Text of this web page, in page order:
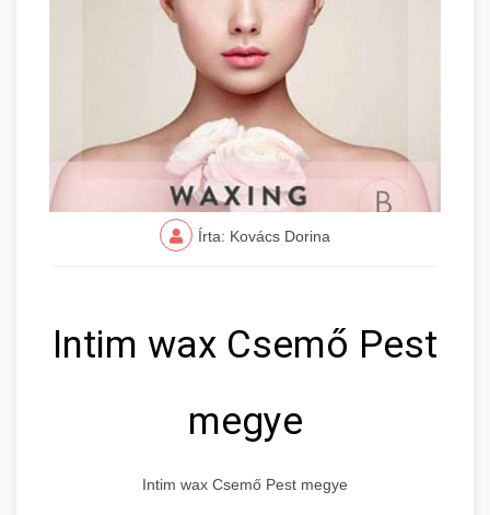
Írta: Kovács Dorina
Intim wax Csemő Pest
megye
Intim wax Csemő Pest megye